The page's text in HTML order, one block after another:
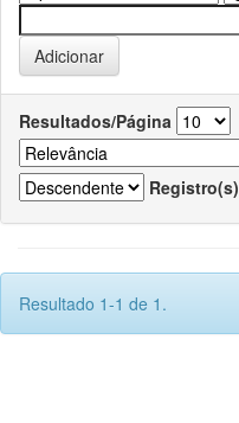
Resultados/Página
Registro(s)
Resultado 1-1 de 1.